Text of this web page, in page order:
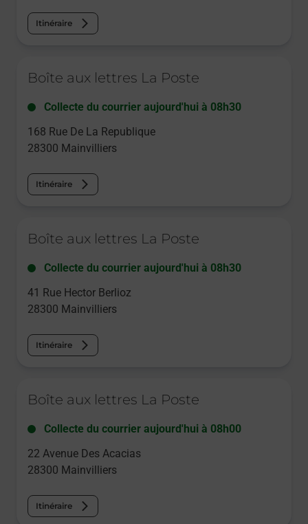
Itinéraire
Boîte aux lettres La Poste
Collecte du courrier aujourd'hui à 08h30
168 Rue De La Republique
28300 Mainvilliers
Itinéraire
Boîte aux lettres La Poste
Collecte du courrier aujourd'hui à 08h30
41 Rue Hector Berlioz
28300 Mainvilliers
Itinéraire
Boîte aux lettres La Poste
Collecte du courrier aujourd'hui à 08h00
22 Avenue Des Acacias
28300 Mainvilliers
Itinéraire